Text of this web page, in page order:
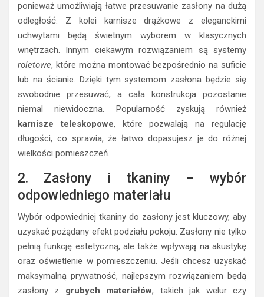
ponieważ umożliwiają łatwe przesuwanie zasłony na dużą
odległość. Z kolei karnisze drążkowe z eleganckimi
uchwytami będą świetnym wyborem w klasycznych
wnętrzach. Innym ciekawym rozwiązaniem są systemy
roletowe, które można montować bezpośrednio na suficie
lub na ścianie. Dzięki tym systemom zasłona będzie się
swobodnie przesuwać, a cała konstrukcja pozostanie
niemal niewidoczna. Popularność zyskują również
karnisze teleskopowe, które pozwalają na regulację
długości, co sprawia, że łatwo dopasujesz je do różnej
wielkości pomieszczeń.
2. Zasłony i tkaniny – wybór
odpowiedniego materiału
Wybór odpowiedniej tkaniny do zasłony jest kluczowy, aby
uzyskać pożądany efekt podziału pokoju. Zasłony nie tylko
pełnią funkcję estetyczną, ale także wpływają na akustykę
oraz oświetlenie w pomieszczeniu. Jeśli chcesz uzyskać
maksymalną prywatność, najlepszym rozwiązaniem będą
zasłony z grubych materiałów, takich jak welur czy